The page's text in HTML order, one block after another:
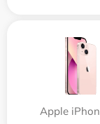
Apple